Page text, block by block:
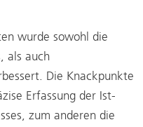
wurde sowohl die
als auch
Die Knackpunkte
Erfassung der Ist-
zum anderen die